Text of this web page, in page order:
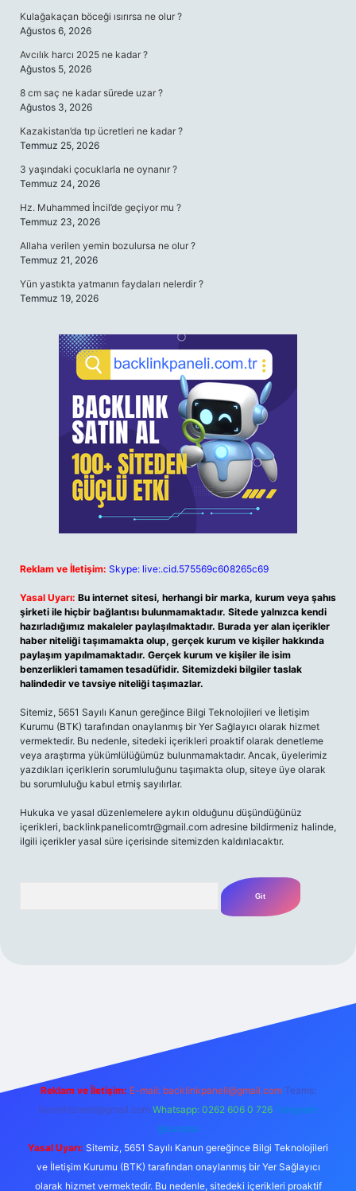
Kulağakaçan böceği ısırırsa ne olur ?
Ağustos 6, 2026
Avcılık harcı 2025 ne kadar ?
Ağustos 5, 2026
8 cm saç ne kadar sürede uzar ?
Ağustos 3, 2026
Kazakistan’da tıp ücretleri ne kadar ?
Temmuz 25, 2026
3 yaşındaki çocuklarla ne oynanır ?
Temmuz 24, 2026
Hz. Muhammed İncil’de geçiyor mu ?
Temmuz 23, 2026
Allaha verilen yemin bozulursa ne olur ?
Temmuz 21, 2026
Yün yastıkta yatmanın faydaları nelerdir ?
Temmuz 19, 2026
Reklam ve İletişim: Skype: live:.cid.575569c608265c69
Yasal Uyarı: Bu internet sitesi, herhangi bir marka, kurum veya şahıs
şirketi ile hiçbir bağlantısı bulunmamaktadır. Sitede yalnızca kendi
hazırladığımız makaleler paylaşılmaktadır. Burada yer alan içerikler
haber niteliği taşımamakta olup, gerçek kurum ve kişiler hakkında
paylaşım yapılmamaktadır. Gerçek kurum ve kişiler ile isim
benzerlikleri tamamen tesadüfidir. Sitemizdeki bilgiler taslak
halindedir ve tavsiye niteliği taşımazlar.
Sitemiz, 5651 Sayılı Kanun gereğince Bilgi Teknolojileri ve İletişim
Kurumu (BTK) tarafından onaylanmış bir Yer Sağlayıcı olarak hizmet
vermektedir. Bu nedenle, sitedeki içerikleri proaktif olarak denetleme
veya araştırma yükümlülüğümüz bulunmamaktadır. Ancak, üyelerimiz
yazdıkları içeriklerin sorumluluğunu taşımakta olup, siteye üye olarak
bu sorumluluğu kabul etmiş sayılırlar.
Hukuka ve yasal düzenlemelere aykırı olduğunu düşündüğünüz
içerikleri, backlinkpanelicomtr@gmail.com adresine bildirmeniz halinde,
ilgili içerikler yasal süre içerisinde sitemizden kaldırılacaktır.
Reklam ve İletişim: E-mail: backlinkpaneli@gmail.com Teams:
forumhizmeti@gmail.com Whatsapp: 0262 606 0 726 Telegram:
@karabul
Yasal Uyarı: Sitemiz, 5651 Sayılı Kanun gereğince Bilgi Teknolojileri
ve İletişim Kurumu (BTK) tarafından onaylanmış bir Yer Sağlayıcı
olarak hizmet vermektedir. Bu nedenle, sitedeki içerikleri proaktif